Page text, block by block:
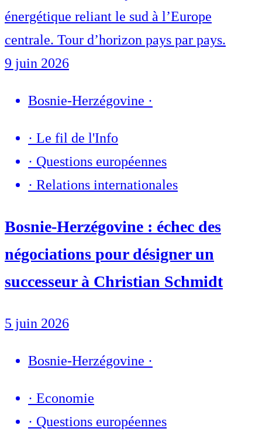
énergétique reliant le sud à l’Europe
centrale. Tour d’horizon pays par pays.
9 juin 2026
Bosnie-Herzégovine ·
· Le fil de l'Info
· Questions européennes
· Relations internationales
Bosnie-Herzégovine : échec des
négociations pour désigner un
successeur à Christian Schmidt
5 juin 2026
Bosnie-Herzégovine ·
· Economie
· Questions européennes